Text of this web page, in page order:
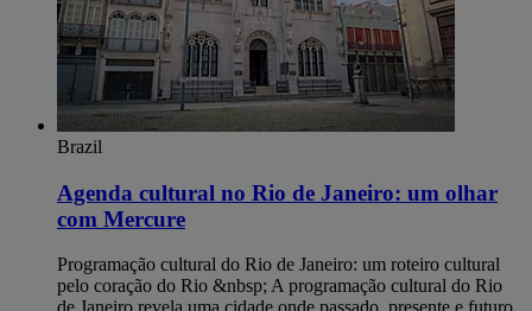
Brazil
Agenda cultural no Rio de Janeiro: um olhar
com Mercure
Programação cultural do Rio de Janeiro: um roteiro cultural pelo coração do Rio &nbsp; A programação cultural do Rio de Janeiro revela uma cidade onde passado, presente e futuro convivem em harmonia, criando experiências que surpreendem em cada visita. Prepare-se para explorar um roteiro que une espaços icônicos, arquitetura deslumbrante e histórias que refletem a alma carioca. Museu do Amanhã &nbsp; O Museu do Amanhã é um dos símbolos mais marcantes da revitalização da Zona Portuária do Rio e um convite para imaginar futuros possíveis. Instalado à beira da Baía de Guanabara, o prédio projetado por Santiago Calatrava impressiona já na chegada, com linhas que remetem ao movimento e à leveza. Dentro, exposições interativas apresentam temas como sustentabilidade, tecnologia e convivência humana, criando uma experiência sensorial que faz o visitante refletir sobre seu papel no mundo. Os ingressos têm valor acessível, a partir de R$30, o que torna o passeio ainda mais convidativo. Além do acervo, o entorno do museu é parte essencial da visita. O pôr do sol visto dali é um espetáculo à parte, e o passeio pelo Boulevard Olímpico cria uma conexão interessante entre ciência, arte e cotidiano carioca. Caminhar pela região mostra como o Rio integrou modernidade e história na mesma paisagem, transformando o museu em um ponto de encontro entre culturas, ideias e olhares sobre o futuro. &nbsp; MAR – Museu de Arte do Rio &nbsp; O MAR – Museu de Arte do Rio é um dos espaços mais inspiradores da cidade, unindo dois prédios de arquiteturas distintas para criar um diálogo entre história e contemporaneidade. Suas exposições percorrem temas sociais, estéticos e culturais que ajudam a entender o Rio em todas as suas camadas. Ao visitar o museu, o visitante tem a sensação de circular por diferentes versões da cidade, cada uma revelada por obras, registros e narrativas que ampliam o olhar sobre a programação cultural do Rio de Janeiro. Do terraço, a vista para a Praça Mauá e para a Baía de Guanabara torna a experiência ainda mais especial, criando um contraste fascinante entre o horizonte, o porto revitalizado e o movimento urbano. Além do acervo, o MAR promove encontros, cursos e atividades educativas que aproximam arte e público de forma leve e acessível, reforçando sua importância no circuito cultural carioca. &nbsp; Theatro Municipal &nbsp; O Theatro Municipal é uma das joias arquitetônicas do Rio e um dos espaços mais emblemáticos para quem deseja conhecer o lado mais sofisticado da cultura carioca. Inspirado nas grandes casas de ópera europeias, o edifício impressiona já na fachada, com colunas imponentes, vitrais e esculturas que revelam a grandiosidade do início do século XX. Por dentro, o deslumbramento continua: salões ornamentados, pinturas no teto e detalhes dourados criam um cenário que transforma qualquer visita em uma imersão histórica. Além da beleza, o Theatro Municipal mantém uma programação que valoriza a música, a dança e as artes cênicas, com apresentações que vão de óperas clássicas a espetáculos contemporâneos. Para quem deseja conhecer o teatro com mais profundidade, vale participar das visitas guiadas, que revelam curiosidades sobre sua construção e mostram espaços que o público comum não costuma ver. É um passeio que combina arte, história e a verdadeira elegância da cena cultural do Rio. &nbsp; Real Gabinete Português de Leitura &nbsp; O Real Gabinete Português de Leitura é um dos espaços mais impressionantes do centro do Rio e um verdadeiro tesouro arquitetônico. A fachada em estilo neomanuelino já chama a atenção, mas é ao entrar que a experiência se torna realmente inesquecível. As estantes que alcançam o teto, o vitral central que ilumina o salão e os milhares de livros raros criam um ambiente quase cinematográfico. É o tipo de lugar que transforma uma simples visita em um mergulho na história lusitana preservada em pleno coração carioca. Além de sua beleza singular, o Real Gabinete funciona como um importante ponto de encontro para pesquisadores, estudantes e amantes da literatura. Sua atmosfera tranquila e carregada de simbolismo dialoga com a&nbsp;agenda cultural do Rio de Janeiro, atraindo visitantes que desejam conhecer não só a arquitetura, mas também a relevância cultural do acervo. O espaço reforça como o Rio abraça diferentes heranças e as integra ao seu cenário cultural, oferecendo sempre um novo ângulo para quem busca experiências autênticas na cidade. &nbsp; O que descobrir além do óbvio e&nbsp;que ninguém te fala &nbsp; A programação cultural do Rio de Janeiro guarda segredos que passam despercebidos por muitos visitantes, mas que revelam um lado ainda mais encantador da cidade. Prepare-se para conhecer experiências que fogem do roteiro tradicional e mostram um Rio íntimo, alegre e cheio de surpresas, onde cada encontro e cada paisagem contam uma história diferente. &nbsp; Baile Charme em Madureira &nbsp; O Baile Charme de Madureira é um daqueles eventos que traduzem a alma carioca com autenticidade. Criado por moradores da região, ele se tornou um dos mais antigos e respeitados do Rio, reunindo gerações em torno de passos sincronizados, clássicos do soul e muito carisma. A energia do lugar contagia desde os primeiros minutos e faz qualquer visitante entender por que o charme é tão importante para a identidade cultural do bairro. Realizado principalmente no viaduto de Madureira, o baile transforma o espaço público em pista de dança e celebra a força das comunidades suburbanas. Ali, música, movimento e convivência se misturam em um clima acolhedor, mostrando um Rio que vibra muito além dos cartões-postais. &nbsp; Mureta da Urca &nbsp; A Mureta da Urca é um daqueles lugares que fazem o tempo desacelerar. À beira da Baía de Guanabara, com o Pão de Açúcar emoldurando a paisagem, o cenário reúne cores suaves do entardecer, barcos passando lentamente e um clima descontraído que transforma qualquer final de tarde em um ritual carioca. É ali, sentados na mureta com um petisco simples ou uma bebida gelada, que muitos descobrem um dos encontros mais autênticos da cidade. Conhecida como o ponto onde a juventude se encontra na zona sul carioca, a Mureta vibra com conversas leves, risadas e a alegria típica do bairro. Entre mergulhos rápidos nos dias quentes e observação tranquila do movimento dos barcos, o espaço se torna um palco informal da vida carioca. É o tipo de experiência que não aparece nos roteiros tradicionais, mas que revela com precisão o encanto do Rio vivido por quem realmente conhece a cidade. &nbsp; Confeitaria Alemã Kurt &nbsp; A Confeitaria Alemã Kurt é um refúgio doce no coração do Leblon, onde tradições europeias ganham um toque carioca irresistível. Fundada por imigrantes alemães na década de 1940, a casa preserva receitas clássicas que atravessam gerações, como tortas impecáveis, biscoitos amanteigados e apfelstrudel servido ainda quentinho. O atendimento acolhedor e o aroma de baunilha que toma conta do salão criam um ambiente que convida a desacelerar e aproveitar cada detalhe. Além das delícias, a confeitaria guarda um charme histórico que encanta quem passa por ali. As vitrines coloridas revelam o cuidado artesanal da produção e mostram por que o lugar se tornou um dos favoritos de moradores e visitantes. Sentar-se para um café acompanhado de uma fatia generosa de bolo é uma forma de vivenciar um Rio mais tranquilo e elegante, onde tradição e sabor caminham juntos. &nbsp; Sabores e tradições que contam histórias &nbsp; A cena cultural do Rio também se revela nos sabores, nas tradições e nos encontros que dão vida à cidade, mostrando como a gastronomia e as manifestações populares contam histórias tão fortes quanto seus monumentos. Prepare-se para descobrir lugares onde a identidade carioca se expressa em festas, aromas, ritmos e celebrações que tornam cada experiência ainda mais especial. &nbsp; Feira de São Cristóvão &nbsp; A Feira de São Cristóvão é um mergulho vibrante na cultura nordestina sem sair do Rio, reunindo sabores, música e tradições que fazem o visitante esquecer que está na capital fluminense. Entre barracas de comida típica, como carne de sol com macaxeira, tapiocas fumegantes e doces caseiros, o espaço pulsa ao som de forró, xote e baião que embalam apresentações ao vivo ao longo do dia. Caminhar pelos corredores é descobrir artesanato, cordéis, temperos e produtos regionais que revelam a força da herança nordestina na cidade, transformando cada visita em uma celebração calorosa e cheia de histórias. &nbsp; Café Lamas e Confeitaria Colombo &nbsp; O Café Lamas e a Confeitaria Colombo são dois ícones gastronômicos que revelam como história e tradição se encontram à mesa no Rio. No Lamas, um dos restaurantes mais antigos da cidade, o clima boêmio e os pratos clássicos fazem cada visita parecer uma viagem no tempo. Já a Colombo encanta com seus salões de época, vitrais imponentes e doces que preservam receitas centenárias, criando uma experiência que mistura elegância, memória afetiva e o sabor autêntico da cidade. Juntos, esses dois espaços celebram a identidade carioca por meio da boa comida e de ambientes que preservam a alma do Rio. &nbsp; Roda de samba da Pedra do Sal &nbsp; A roda de samba da Pedra do Sal é um dos encontros mais autênticos da cidade e um verdadeiro berço da música popular brasileira. Localizada na região portuária, a poucos passos do metrô e do VLT, a área ganha vida ao cair da tarde, quando moradores, músicos e visitantes se reúnem nos degraus de pedra para celebrar o samba em sua forma mais espontânea. Entre rodas animadas, batuques contagiantes e histórias que atravessam gerações, o espaço preserva a essência afro-brasileira do Rio e oferece uma experiência intensa, marcada pela convivialidade e pela força cultural que ecoa em cada canto. &nbsp; Festival de Cinema do Rio &nbsp; O Festival de Cinema do Rio é um dos eventos audiovisuais mais importantes do país e transforma a cidade em um grande palco de histórias, debates e desc